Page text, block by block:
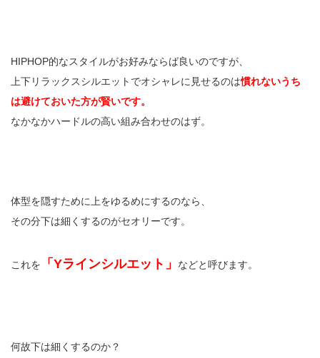
HIPHOP的なスタイルがお好みならば良いのですが、
上下リラックスシルエットでオシャレに見せるのは慣れないうち
は避けておいた方が賢いです。
なかなかハードルの高い組み合わせのはず。
体型を隠すために上をゆるめにするのなら、
その分下は細くするのがセオリーです。
これを 「Yラインシルエット」 などと呼びます。
何故下は細くするのか？